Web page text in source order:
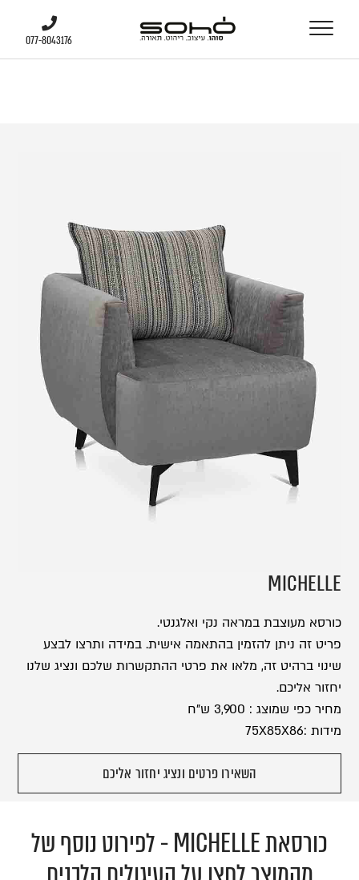
077-8043176
077-8043176
MICHELLE
כורסא מעוצבת במראה נקי ואלגנטי.
פריט זה ניתן להזמין בהתאמה אישית. במידה ותרצו לבצע
שינוי ברהיט זה, מלאו את פרטי ההתקשרות שלכם ונציג שלנו
יחזור אליכם.
מחיר כפי שמוצג : 3,900 ש”ח
מידות :75X85X86
השאירו פרטים ונציג יחזור אליכם
כורסאת MICHELLE - לפירוט נוסף של